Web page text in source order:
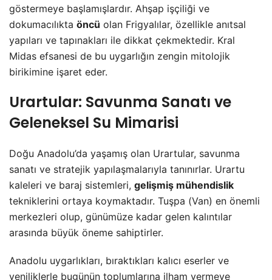
göstermeye başlamışlardır. Ahşap işçiliği ve
dokumacılıkta öncü olan Frigyalılar, özellikle anıtsal
yapıları ve tapınakları ile dikkat çekmektedir. Kral
Midas efsanesi de bu uygarlığın zengin mitolojik
birikimine işaret eder.
Urartular: Savunma Sanatı ve
Geleneksel Su Mimarisi
Doğu Anadolu’da yaşamış olan Urartular, savunma
sanatı ve stratejik yapılaşmalarıyla tanınırlar. Urartu
kaleleri ve baraj sistemleri, gelişmiş mühendislik
tekniklerini ortaya koymaktadır. Tuşpa (Van) en önemli
merkezleri olup, günümüze kadar gelen kalıntılar
arasında büyük öneme sahiptirler.
Anadolu uygarlıkları, bıraktıkları kalıcı eserler ve
yeniliklerle bugünün toplumlarına ilham vermeye